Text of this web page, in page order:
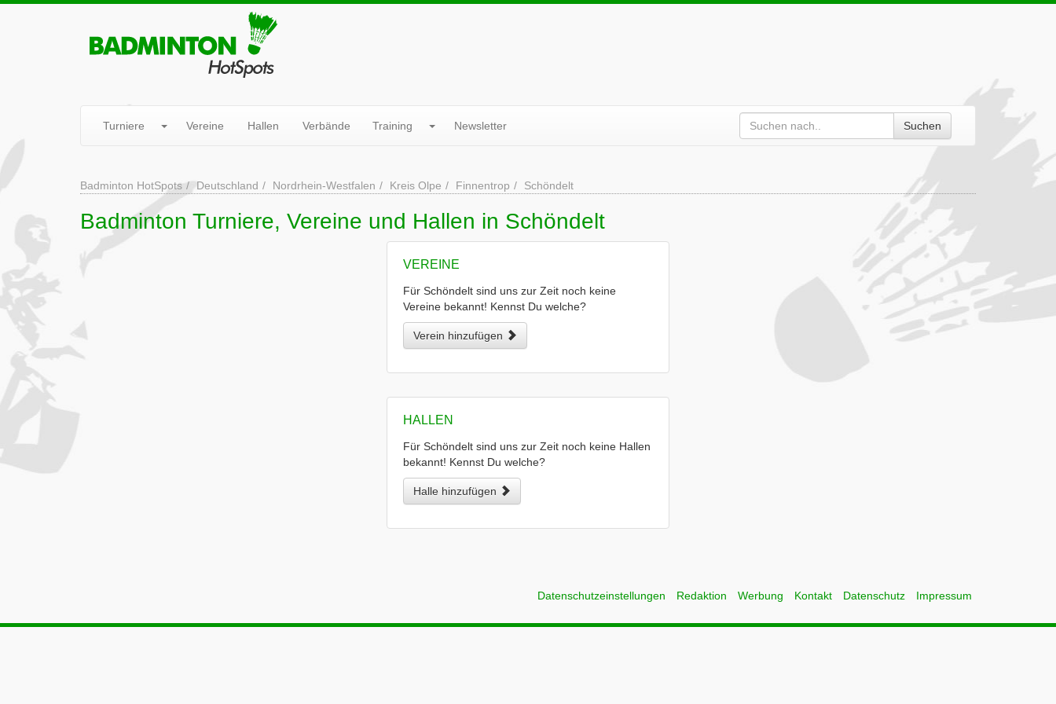
Turniere Vereine Hallen Verbände Training Newsletter Suchen
Badminton HotSpots Deutschland Nordrhein-Westfalen Kreis Olpe Finnentrop Schöndelt
Badminton Turniere, Vereine und Hallen in Schöndelt
VEREINE
Für Schöndelt sind uns zur Zeit noch keine
Vereine bekannt! Kennst Du welche?
Verein hinzufügen
HALLEN
Für Schöndelt sind uns zur Zeit noch keine Hallen
bekannt! Kennst Du welche?
Halle hinzufügen
Datenschutzeinstellungen Redaktion Werbung Kontakt Datenschutz Impressum